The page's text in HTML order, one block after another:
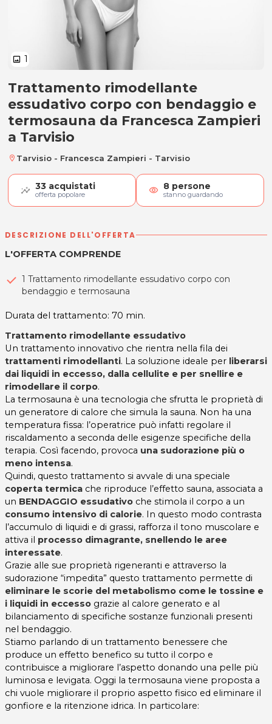
image 1
Trattamento rimodellante
Trattamento rimodellante
essudativo corpo con bendaggio e
termosauna da Francesca Zampieri
a Tarvisio
location_on Tarvisio - Francesca Zampieri - Tarvisio
33 acquistati
offerta popolare visibility 8 persone
stanno guardando
DESCRIZIONE DELL'OFFERTA
L'OFFERTA COMPRENDE
1 Trattamento rimodellante essudativo corpo con
bendaggio e termosauna
Durata del trattamento: 70 min.
Trattamento rimodellante essudativo
Un trattamento innovativo che rientra nella fila dei
trattamenti rimodellanti. La soluzione ideale per liberarsi
dai liquidi in eccesso, dalla cellulite e per snellire e
rimodellare il corpo.
La termosauna è una tecnologia che sfrutta le proprietà di
un generatore di calore che simula la sauna. Non ha una
temperatura fissa: l’operatrice può infatti regolare il
riscaldamento a seconda delle esigenze specifiche della
terapia. Così facendo, provoca una sudorazione più o
meno intensa.
Quindi, questo trattamento si avvale di una speciale
coperta termica che riproduce l’effetto sauna, associata a
un BENDAGGIO essudativo che stimola il corpo a un
consumo intensivo di calorie. In questo modo contrasta
l’accumulo di liquidi e di grassi, rafforza il tono muscolare e
attiva il processo dimagrante, snellendo le aree
interessate.
Grazie alle sue proprietà rigeneranti e attraverso la
sudorazione “impedita” questo trattamento permette di
eliminare le scorie del metabolismo come le tossine e
i liquidi in eccesso grazie al calore generato e al
bilanciamento di specifiche sostanze funzionali presenti
nel bendaggio.
Stiamo parlando di un trattamento benessere che
produce un effetto benefico su tutto il corpo e
contribuisce a migliorare l’aspetto donando una pelle più
luminosa e levigata. Oggi la termosauna viene proposta a
chi vuole migliorare il proprio aspetto fisico ed eliminare il
gonfiore e la ritenzione idrica. In particolare: